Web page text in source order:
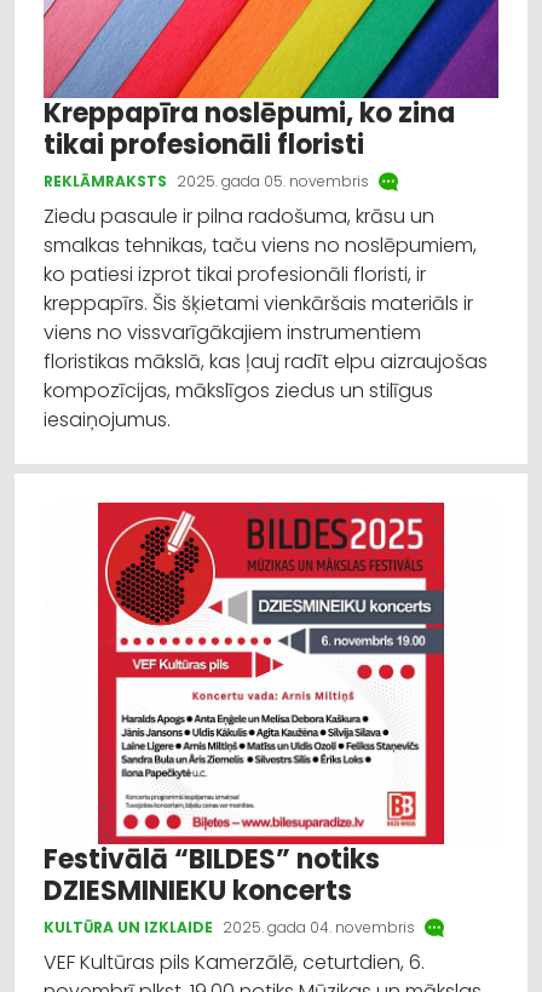
Kreppapīra noslēpumi, ko zina
tikai profesionāli floristi
REKLĀMRAKSTS 2025. gada 05. novembris
Ziedu pasaule ir pilna radošuma, krāsu un
smalkas tehnikas, taču viens no noslēpumiem,
ko patiesi izprot tikai profesionāli floristi, ir
kreppapīrs. Šis šķietami vienkāršais materiāls ir
viens no vissvarīgākajiem instrumentiem
floristikas mākslā, kas ļauj radīt elpu aizraujošas
kompozīcijas, mākslīgos ziedus un stilīgus
iesaiņojumus.
Festivālā “BILDES” notiks
DZIESMINIEKU koncerts
KULTŪRA UN IZKLAIDE 2025. gada 04. novembris
VEF Kultūras pils Kamerzālē, ceturtdien, 6.